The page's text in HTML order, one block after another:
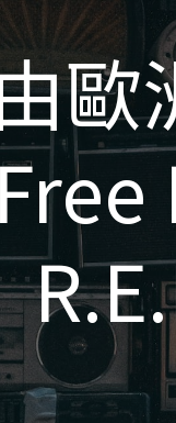
歐
歐